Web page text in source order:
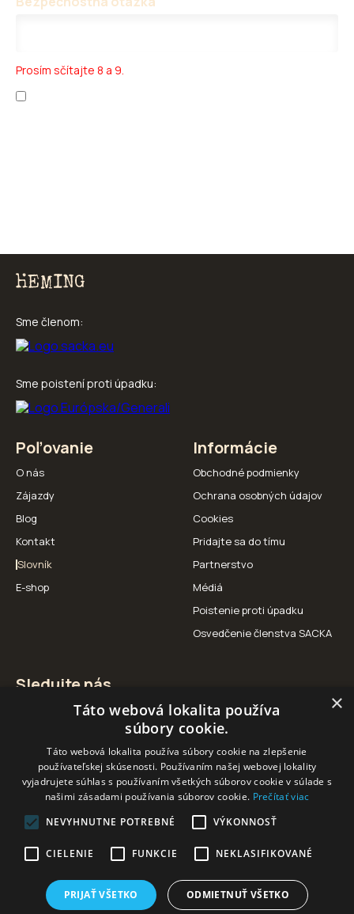
Prosím sčítajte 8 a 9.
Sme členom:
Sme poistení proti úpadku:
Poľovanie
O nás
Zájazdy
Blog
Kontakt
Slovník
E-shop
Informácie
Obchodné podmienky
Ochrana osobných údajov
Cookies
Pridajte sa do tímu
Partnerstvo
Médiá
Poistenie proti úpadku
Osvedčenie členstva SACKA
Sledujte nás
Facebook Instagram YouTube
Naši partneri
×
Táto webová lokalita používa
súbory cookie.
Táto webová lokalita používa súbory cookie na zlepšenie
používateľskej skúsenosti. Používaním našej webovej lokality
vyjadrujete súhlas s používaním všetkých súborov cookie v súlade s
našimi zásadami používania súborov cookie. Prečítať viac
NEVYHNUTNE POTREBNÉ
VÝKONNOSŤ
CIELENIE FUNKCIE NEKLASIFIKOVANÉ
PRIJAŤ VŠETKO ODMIETNUŤ VŠETKO